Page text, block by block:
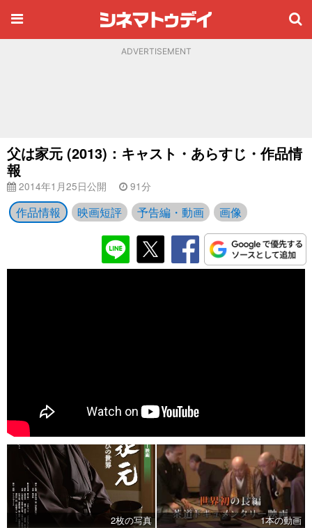
ADVERTISEMENT
父は家元 (2013)：キャスト・あらすじ・作品情
報
2014年1月25日公開 91分
作品情報 映画短評 予告編・動画 画像
2枚の写真
1本の動画